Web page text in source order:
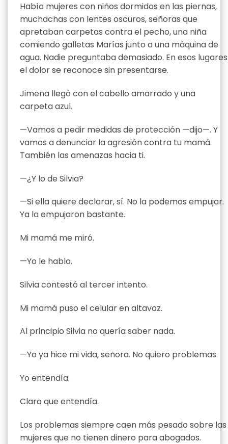
Había mujeres con niños dormidos en las piernas,
muchachas con lentes oscuros, señoras que
apretaban carpetas contra el pecho, una niña
comiendo galletas Marías junto a una máquina de
agua. Nadie preguntaba demasiado. En esos lugares
el dolor se reconoce sin presentarse.
Jimena llegó con el cabello amarrado y una
carpeta azul.
—Vamos a pedir medidas de protección —dijo—. Y
vamos a denunciar la agresión contra tu mamá.
También las amenazas hacia ti.
—¿Y lo de Silvia?
—Si ella quiere declarar, sí. No la podemos empujar.
Ya la empujaron bastante.
Mi mamá me miró.
—Yo le hablo.
Silvia contestó al tercer intento.
Mi mamá puso el celular en altavoz.
Al principio Silvia no quería saber nada.
—Yo ya hice mi vida, señora. No quiero problemas.
Yo entendía.
Claro que entendía.
Los problemas siempre caen más pesado sobre las
mujeres que no tienen dinero para abogados.